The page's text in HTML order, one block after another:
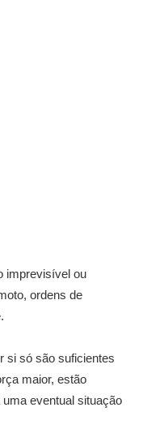
imprevisível ou
ordens de
si só são suficientes
maior, estão
eventual situação